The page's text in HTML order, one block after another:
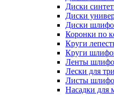
Диски
Диски
Диски
Коронки по
Круги
Круги
Ленты
Лески для
Листы
Насадки для